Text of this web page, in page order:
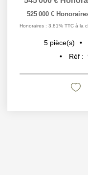
525 000 €
Honoraires : 3,81% TTC à la
5 pièce(s)
Réf :